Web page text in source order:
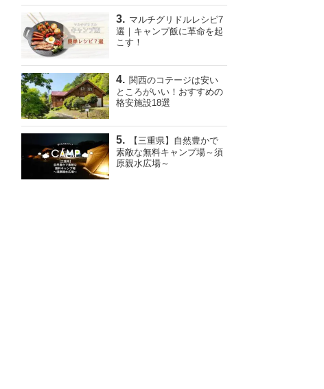
マルチグリドルレシピ7
選｜キャンプ飯に革命を起
こす！
関西のコテージは安い
ところがいい！おすすめの
格安施設18選
【三重県】自然豊かで
素敵な無料キャンプ場～須
原親水広場～